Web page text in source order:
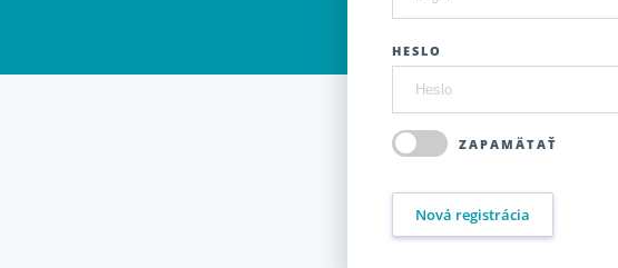
HESLO
ZAPAMÄTAŤ
Nová registrácia